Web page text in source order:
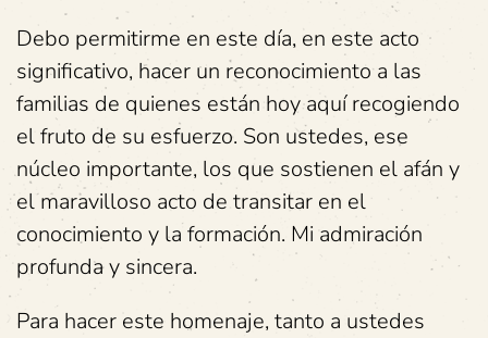
Debo permitirme en este día, en este acto
significativo, hacer un reconocimiento a las
familias de quienes están hoy aquí recogiendo
el fruto de su esfuerzo. Son ustedes, ese
núcleo importante, los que sostienen el afán y
el maravilloso acto de transitar en el
conocimiento y la formación. Mi admiración
profunda y sincera.
Para hacer este homenaje, tanto a ustedes